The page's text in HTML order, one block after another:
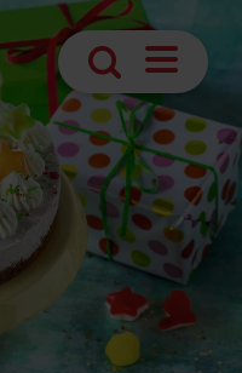
Suche
öffnen